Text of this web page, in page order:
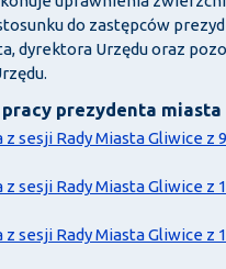
do zastępców
dyrektora Urzędu oraz
prezydenta miasta
sesji Rady Miasta Gliwice z
sesji Rady Miasta Gliwice z
sesji Rady Miasta Gliwice z